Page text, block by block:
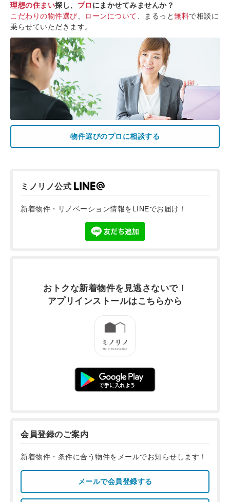
理想の住まい探し、 プロ にまかせてみませんか？
こだわりの物件選び
ローンについて 、まるっと無料で相談に
乗らせていただきます。
物件選びのプロに相談する
ミノリノ公式
新着物件・リノベーション情報をLINEでお届け！
おトクな新着物件を 見逃さないで！
アプリインストールはこちらから
会員登録のご案内
新着物件・条件に合う物件をメールでお知らせします！
メールで会員登録する